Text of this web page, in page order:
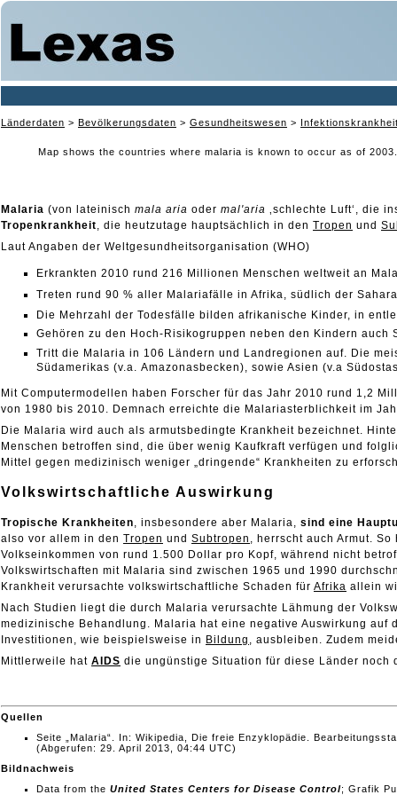
Länderdaten > Bevölkerungsdaten > Gesundheitswesen >
Map shows the countries where malaria is known to occur as of
Malaria (von lateinisch mala aria oder mal'aria
‚schlechte Luft‘, die
Tropenkrankheit , die heutzutage hauptsächlich in den Tropen und
Laut Angaben der Weltgesundheitsorganisation (WHO)
Erkrankten 2010 rund 216 Millionen Menschen weltweit an
Treten rund 90 % aller Malariafälle in Afrika, südlich der
Die Mehrzahl der Todesfälle bilden afrikanische Kinder, in
Gehören zu den Hoch-Risikogruppen neben den Kindern
Tritt die Malaria in 106 Ländern und Landregionen auf. Die
Südamerikas (v.a.
Amazonasbecken), sowie Asien (v.a
Mit Computermodellen haben Forscher für das Jahr 2010 rund 1,2
von 1980 bis 2010. Demnach erreichte die Malariasterblichkeit im
Die Malaria wird auch als armutsbedingte Krankheit bezeichnet.
Menschen betroffen sind, die über wenig Kaufkraft verfügen und
Mittel gegen medizinisch weniger „dringende“ Krankheiten zu
Volkswirtschaftliche Auswirkung
Tropische Krankheiten , insbesondere aber Malaria,
sind eine
also vor allem in den Tropen und Subtropen
, herrscht auch Armut.
Volkseinkommen von rund 1.500 Dollar pro Kopf, während nicht
Volkswirtschaften mit Malaria sind zwischen 1965 und 1990
Krankheit verursachte volkswirtschaftliche Schaden für Afrika allein
Nach Studien liegt die durch Malaria verursachte Lähmung der
medizinische Behandlung. Malaria hat eine negative Auswirkung
Investitionen, wie beispielsweise in Bildung
, ausbleiben. Zudem
Mittlerweile hat AIDS die ungünstige Situation für diese Länder noch
Quellen
Seite „Malaria“. In: Wikipedia, Die freie Enzyklopädie.
(Abgerufen: 29. April 2013, 04:44 UTC)
Bildnachweis
Data from the United States Centers for Disease Control; Grafik